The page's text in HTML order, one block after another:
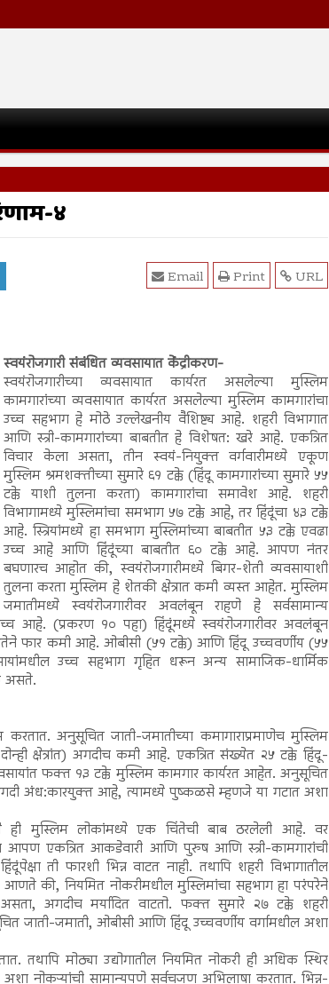
४
URL
Print
Email
स्वयंरोजगारी संबंधित व्यवसायात केंद्रीकरण-
स्वयंरोजगारीच्या व्यवसायात कार्यरत असलेल्या मुस्लिम
कामगारांच्या व्यवसायात कार्यरत असलेल्या मुस्लिम कामगारांचा
उच्च सहभाग हे मोठे उल्लेखनीय वैशिष्ट्य आहे. शहरी विभागात
आणि स्त्री-कामगारांच्या बाबतीत हे विशेषत: खरे आहे. एकत्रित
विचार केला असता, तीन स्वयं-नियुक्त वर्गवारीमध्ये एकूण
मुस्लिम श्रमशक्तीच्या सुमारे ६१ टक्के (हिंदू कामगारांच्या सुमारे ५५
टक्के याशी तुलना करता) कामगारांचा समावेश आहे. शहरी
विभागामध्ये मुस्लिमांचा समभाग ५७ टक्के आहे, तर हिंदूंचा ४३ टक्के
आहे. स्त्रियांमध्ये हा समभाग मुस्लिमांच्या बाबतीत ५३ टक्के एवढा
उच्च आहे आणि हिंदूंच्या बाबतीत ६० टक्के आहे. आपण नंतर
बघणारच आहोत की, स्वयंरोजगारीमध्ये बिगर-शेती व्यवसायाशी
तुलना करता मुस्लिम हे शेतकी क्षेत्रात कमी व्यस्त आहेत. मुस्लिम
जमातीमध्ये स्वयंरोजगारीवर अवलंबून राहणे हे सर्वसामान्य
आहे. (प्रकरण १० पहा) हिंदूंमध्ये स्वयंरोजगारीवर अवलंबून
फार कमी आहे. ओबीसी (५१ टक्के) आणि हिंदू उच्चवर्णीय (५५
उच्च सहभाग गृहित धरून अन्य सामाजिक-धार्मिक
असते.
अनुसूचित जाती-जमातीच्या कमागाराप्रमाणेच मुस्लिम
क्षेत्रांत) अगदीच कमी आहे. एकत्रित संख्येत २५ टक्के हिंदू-
फक्त १३ टक्के मुस्लिम कामगार कार्यरत आहेत. अनुसूचित
अगदी अंध:कारयुक्त आहे, त्यामध्ये पुष्कळसे म्हणजे या गटात अशा
ही मुस्लिम लोकांमध्ये एक चिंतेची बाब ठरलेली आहे. वर
आपण एकत्रित आकडेवारी आणि पुरुष आणि स्त्री-कामगारांची
ती फारशी भिन्न वाटत नाही. तथापि शहरी विभागातील
आणते की, नियमित नोकरीमधील मुस्लिमांचा सहभाग हा परंपरेने
असता, अगदीच मर्यादित वाटतो. फक्त सुमारे २७ टक्के शहरी
जाती-जमाती, ओबीसी आणि हिंदू उच्चवर्णीय वर्गामधील अशा
तथापि मोठ्या उद्योगातील नियमित नोकरी ही अधिक स्थिर
नोकऱ्यांची सामान्यपणे सर्वचजण अभिलाषा करतात. भिन्न-